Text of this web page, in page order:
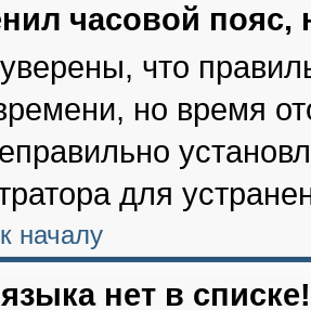
часовой
что
но время
для
началу
нет в списке!